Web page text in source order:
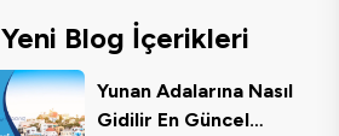
Yeni Blog İçerikleri
Yunan Adalarına Nasıl
Gidilir En Güncel